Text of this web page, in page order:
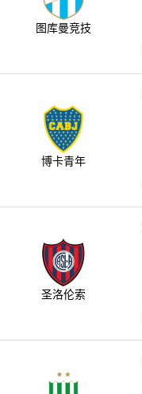
图库曼竞技
博卡青年
圣洛伦索